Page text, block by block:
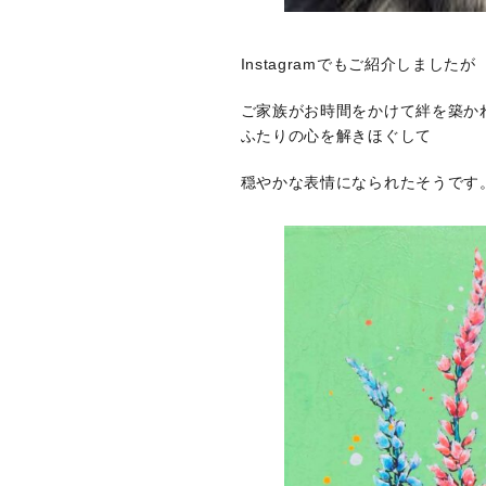
Instagramでもご紹介しましたが
ご家族がお時間をかけて絆を築か
ふたりの心を解きほぐして
穏やかな表情になられたそうです